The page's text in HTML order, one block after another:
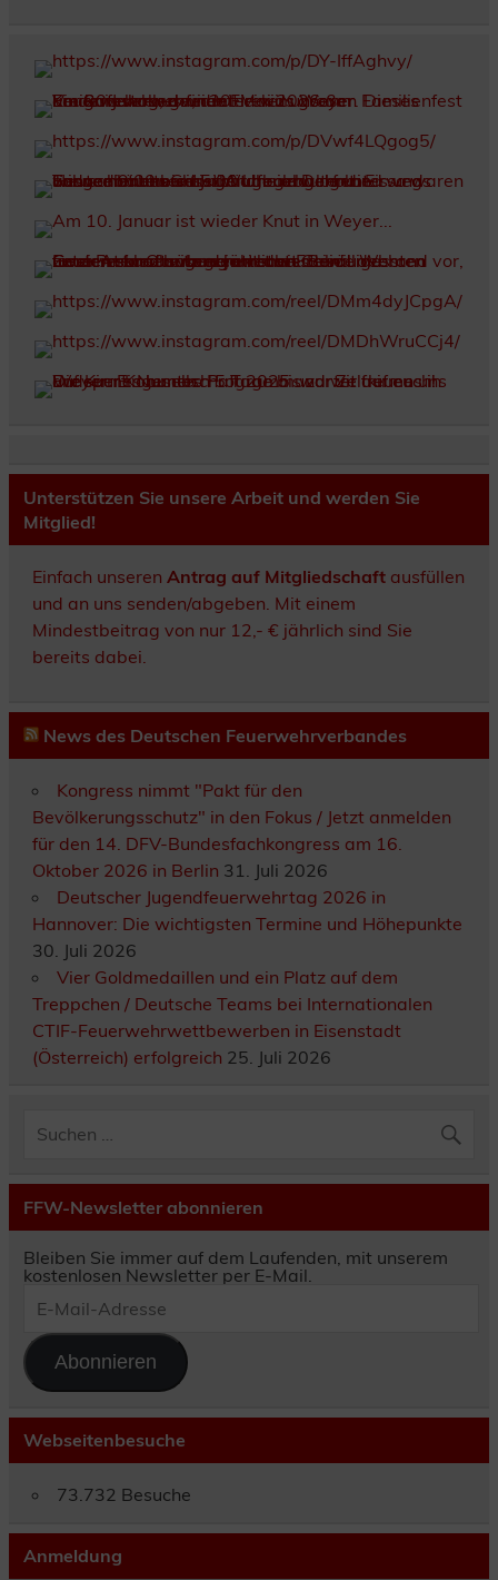
Unterstützen Sie unsere Arbeit und werden Sie
Mitglied!
Einfach unseren Antrag auf Mitgliedschaftausfüllen
und an uns senden/abgeben. Mit einem
Mindestbeitrag von nur 12,- € jährlich sind Sie
bereits dabei.
News des Deutschen Feuerwehrverbandes
Kongress nimmt "Pakt für den
Bevölkerungsschutz" in den Fokus / Jetzt anmelden
für den 14. DFV-Bundesfachkongress am 16.
Oktober 2026 in Berlin 31. Juli 2026
Deutscher Jugendfeuerwehrtag 2026 in
Hannover: Die wichtigsten Termine und Höhepunkte
30. Juli 2026
Vier Goldmedaillen und ein Platz auf dem
Treppchen / Deutsche Teams bei Internationalen
CTIF-Feuerwehrwettbewerben in Eisenstadt
(Österreich) erfolgreich 25. Juli 2026
FFW-Newsletter abonnieren
Bleiben Sie immer auf dem Laufenden, mit unserem
kostenlosen Newsletter per E-Mail.
Mail-
Abonnieren
Webseitenbesuche
73.732 Besuche
Anmeldung